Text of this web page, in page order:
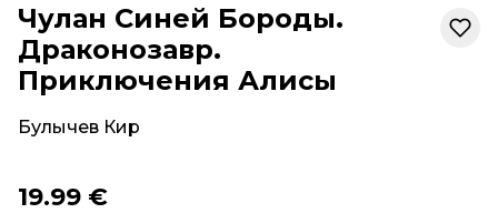
Чулан Синей Бороды.
Драконозавр.
Приключения Алисы
Булычев Кир
19.99 €